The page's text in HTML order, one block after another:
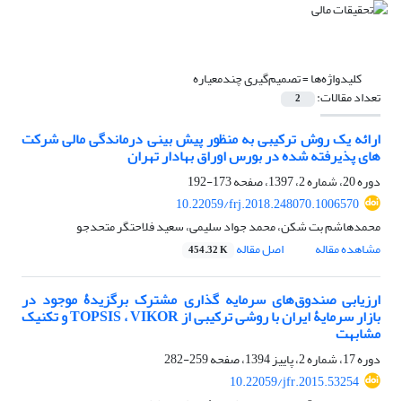
کلیدواژه‌ها =تصمیم‌گیری چندمعیاره
تعداد مقالات: 2
ارائه یک روش ترکیبی به منظور پیش بینی درماندگی مالی شرکت
های پذیرفته شده در بورس اوراق بهادار تهران
دوره 20، شماره 2، 1397، صفحه
173-192
10.22059/frj.2018.248070.1006570
محمدهاشم بت شکن، محمد جواد سلیمی، سعید فلاحتگر متحدجو
مشاهده مقاله
اصل مقاله 454.32 K
ارزیابی صندوق‌های سرمایه گذاری مشترک برگزیدۀ موجود در
بازار سرمایۀ ایران با روشی‌ ترکیبی‌ از TOPSIS ، VIKOR و تکنیک
مشابهت
دوره 17، شماره 2، پاییز 1394، صفحه
259-282
10.22059/jfr.2015.53254